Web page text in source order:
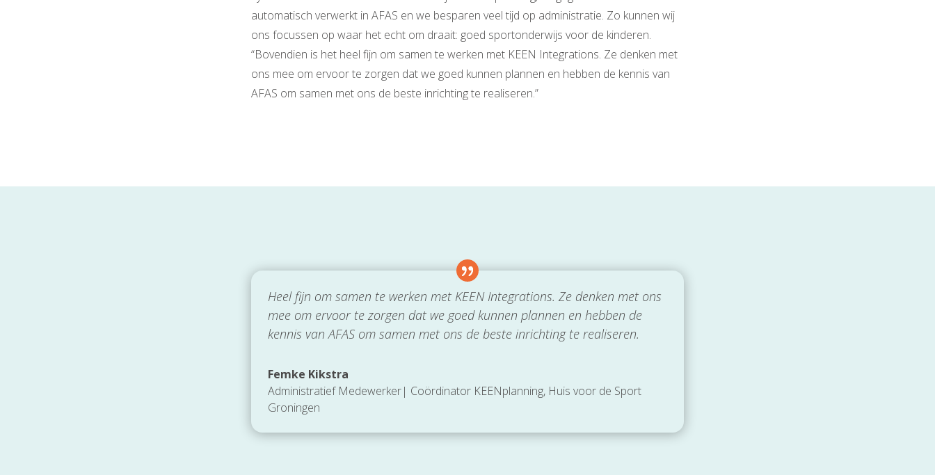
automatisch verwerkt in AFAS en we besparen veel tijd op administratie. Zo kunnen wij
ons focussen op waar het echt om draait: goed sportonderwijs voor de kinderen.
“Bovendien is het heel fijn om samen te werken met KEEN Integrations. Ze denken met
ons mee om ervoor te zorgen dat we goed kunnen plannen en hebben de kennis van
AFAS om samen met ons de beste inrichting te realiseren.”
Heel fijn om samen te werken met KEEN Integrations. Ze denken met ons
mee om ervoor te zorgen dat we goed kunnen plannen en hebben de
kennis van AFAS om samen met ons de beste inrichting te realiseren.
Femke Kikstra
Administratief Medewerker| Coördinator KEENplanning, Huis voor de Sport
Groningen